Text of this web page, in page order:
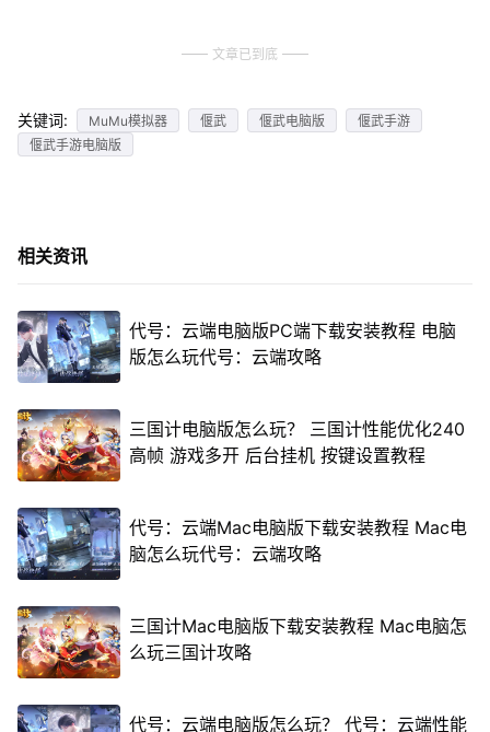
文章已到底
关键词: MuMu模拟器 偃武 偃武电脑版
偃武手游
偃武手游电脑版
相关资讯
代号：云端电脑版PC端下载安装教程 电脑
版怎么玩代号：云端攻略
三国计电脑版怎么玩？ 三国计性能优化240
高帧 游戏多开 后台挂机 按键设置教程
代号：云端Mac电脑版下载安装教程 Mac电
脑怎么玩代号：云端攻略
三国计Mac电脑版下载安装教程 Mac电脑怎
么玩三国计攻略
代号：云端电脑版怎么玩？ 代号：云端性能